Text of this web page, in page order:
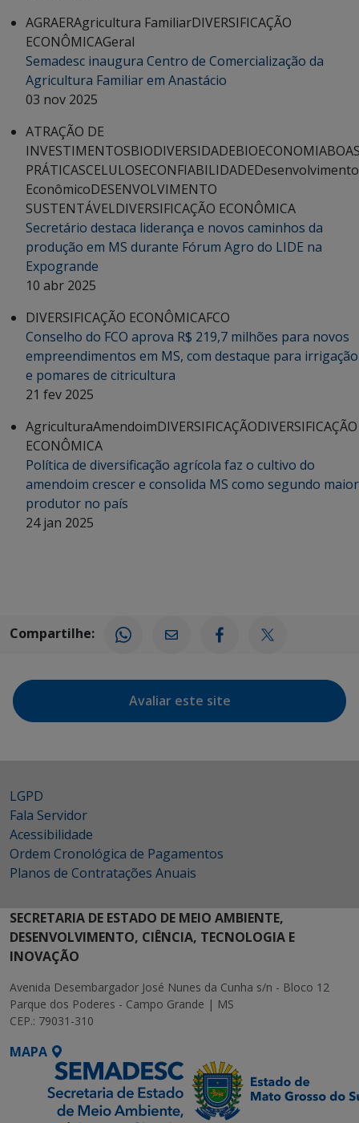
AGRAERAgricultura FamiliarDIVERSIFICAÇÃO
ECONÔMICAGeral
Semadesc inaugura Centro de Comercialização da
Agricultura Familiar em Anastácio
03 nov 2025
ATRAÇÃO DE
INVESTIMENTOSBIODIVERSIDADEBIOECONOMIA
PRÁTICASCELULOSECONFIABILIDADEDesenvolvimento
EconômicoDESENVOLVIMENTO
SUSTENTÁVELDIVERSIFICAÇÃO ECONÔMICA
Secretário destaca liderança e novos caminhos da
produção em MS durante Fórum Agro do LIDE na
Expogrande
10 abr 2025
DIVERSIFICAÇÃO ECONÔMICAFCO
Conselho do FCO aprova R$ 219,7 milhões para novos
empreendimentos em MS, com destaque para irrigação
e pomares de citricultura
21 fev 2025
AgriculturaAmendoimDIVERSIFICAÇÃODIVERSIFICAÇÃO
ECONÔMICA
Política de diversificação agrícola faz o cultivo do
amendoim crescer e consolida MS como segundo maior
produtor no país
24 jan 2025
Compartilhe:
Avaliar este site
LGPD
Fala Servidor
Acessibilidade
Ordem Cronológica de Pagamentos
Planos de Contratações Anuais
SECRETARIA DE ESTADO DE MEIO AMBIENTE,
DESENVOLVIMENTO, CIÊNCIA, TECNOLOGIA E
INOVAÇÃO
Avenida Desembargador José Nunes da Cunha s/n - Bloco 12
Parque dos Poderes - Campo Grande | MS
CEP.: 79031-310
MAPA